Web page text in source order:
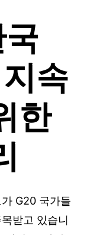
속
한
G20 국가들
받고 있습니